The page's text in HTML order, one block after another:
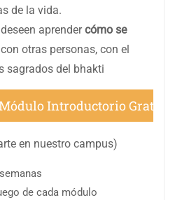
de la vida.
aprendercómo se
con otras personas, con el
sagrados del bhakti
Introductorio
en nuestro campus)
de cada módulo